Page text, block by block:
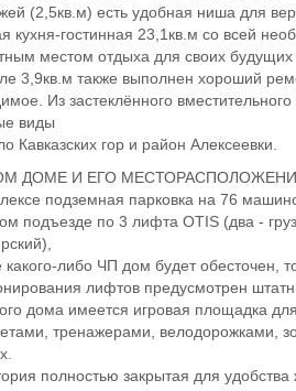
(2,5кв.м) есть удобная ниша для
кухня-гостинная 23,1кв.м со всей
местом отдыха для своих будущих
3,9кв.м также выполнен хороший
Из застеклённого
виды
Кавказских гор и район Алексеевки.
ДОМЕ И ЕГО
подземная парковка на 76
подъезде по 3 лифта OTIS (два -
какого-либо ЧП дом будет обесточен,
лифтов предусмотрен
дома имеется игровая площадка
тренажерами, велодорожками,
полностью закрытая для удобства